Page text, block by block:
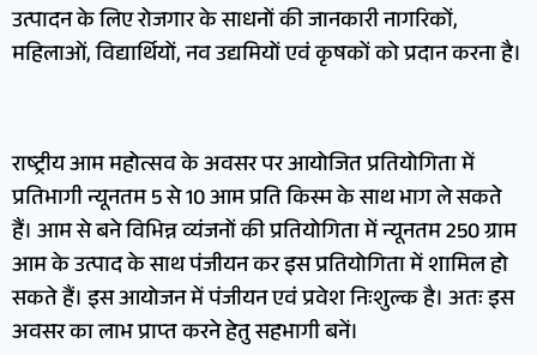
उत्पादन के लिए रोजगार के साधनों की जानकारी नागरिकों,
महिलाओं, विद्यार्थियों, नव उद्यमियों एवं कृषकों को प्रदान करना है।
राष्ट्रीय आम महोत्सव के अवसर पर आयोजित प्रतियोगिता में
प्रतिभागी न्यूनतम 5 से 10 आम प्रति किस्म के साथ भाग ले सकते
हैं। आम से बने विभिन्न व्यंजनों की प्रतियोगिता में न्यूनतम 250 ग्राम
आम के उत्पाद के साथ पंजीयन कर इस प्रतियोगिता में शामिल हो
सकते हैं। इस आयोजन में पंजीयन एवं प्रवेश निःशुल्क है। अतः इस
अवसर का लाभ प्राप्त करने हेतु सहभागी बनें।